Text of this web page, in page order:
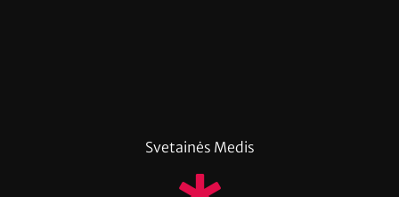
Svetainės Medis